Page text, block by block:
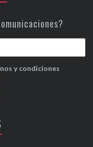
y condiciones